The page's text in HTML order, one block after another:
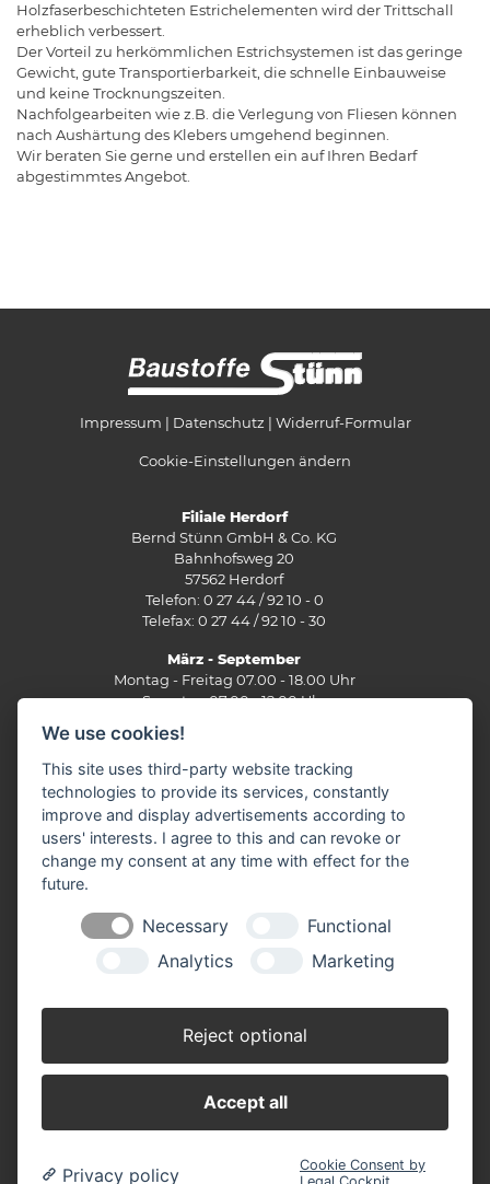
Holzfaserbeschichteten Estrichelementen wird der Trittschall
erheblich verbessert.
Der Vorteil zu herkömmlichen Estrichsystemen ist das geringe
Gewicht, gute Transportierbarkeit, die schnelle Einbauweise
und keine Trocknungszeiten.
Nachfolgearbeiten wie z.B. die Verlegung von Fliesen können
nach Aushärtung des Klebers umgehend beginnen.
Wir beraten Sie gerne und erstellen ein auf Ihren Bedarf
abgestimmtes Angebot.
Impressum Datenschutz Widerruf-Formular
Cookie-Einstellungen ändern
Filiale Herdorf
Bernd Stünn GmbH & Co. KG
Bahnhofsweg 20
57562 Herdorf
Telefon: 0 27 44 / 92 10 - 0
Telefax: 0 27 44 / 92 10 - 30
März - September
Montag - Freitag 07.00 - 18.00 Uhr
Samstag 07.00 - 12.00 Uhr
Oktober - Februar
Montag - Freitag 07.30 - 17.30 Uhr
Samstag 07.30 - 12.00 Uhr
Filiale Burbach
Ernst-Heinkel-Straße 12
Fax: 0 27 36 / 49 10 62
E-Mail:
info(at)stuenn-baustoffe.de
Montag - Freitag 07.30 - 17.30 Uhr
Samstag 07.30 - 12.00 Uhr
We use cookies!
This site uses third-party website tracking
technologies to provide its services, constantly
improve and display advertisements according to
users' interests. I agree to this and can revoke or
change my consent at any time with effect for the
future.
Necessary
Functional
Analytics
Marketing
Reject optional
Accept all
Privacy policy
Cookie Consent by